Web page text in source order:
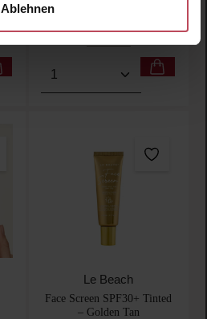
Ablehnen
den gewünschten Wert ein
Produkt Anzahl: Gib
Le Beach
Face Screen SPF30+ Tinted
– Golden Tan